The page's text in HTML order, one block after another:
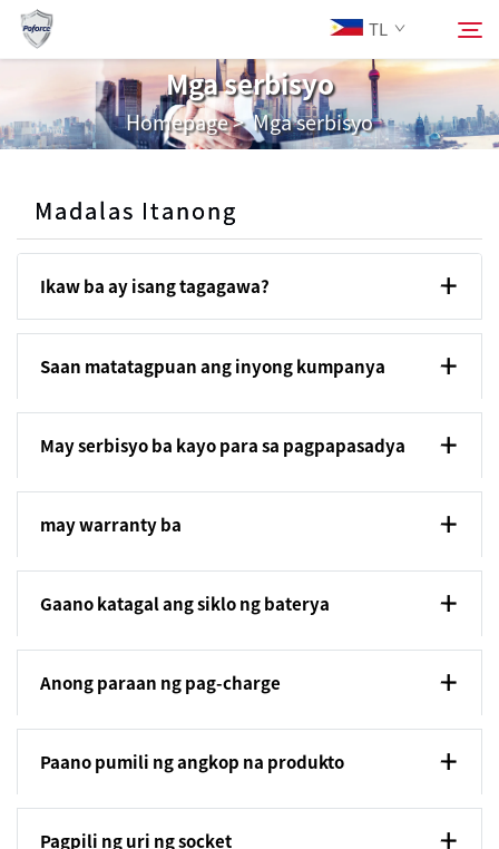
TL
Tungkol Sa Amin
Mga Produkto
Mga Serbisyo
I-download
Mga Balita
Makipag-ugnayan sa Amin
Mga serbisyo
Homepage>Mga serbisyo
Madalas Itanong
Ikaw ba ay isang tagagawa?
Saan matatagpuan ang inyong kumpanya
May serbisyo ba kayo para sa pagpapasadya
may warranty ba
Gaano katagal ang siklo ng baterya
Anong paraan ng pag-charge
Paano pumili ng angkop na produkto
Pagpili ng uri ng socket